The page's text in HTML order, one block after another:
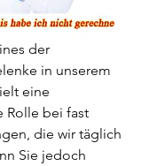
der
in unserem
eine
Rolle bei fast
die wir täglich
Sie jedoch